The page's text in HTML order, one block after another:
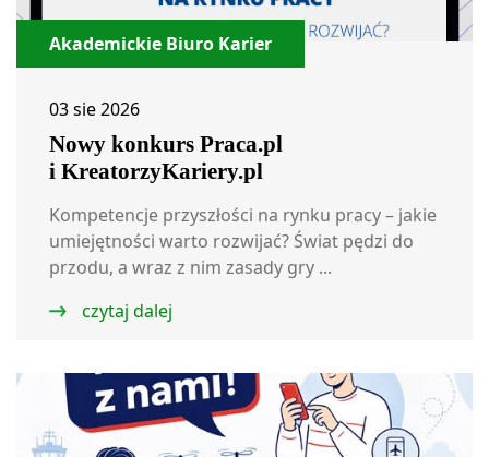
Akademickie Biuro Karier
03 sie 2026
Nowy konkurs Praca.pl
i KreatorzyKariery.pl
Kompetencje przyszłości na rynku pracy – jakie
umiejętności warto rozwijać? Świat pędzi do
przodu, a wraz z nim zasady gry ...
czytaj dalej